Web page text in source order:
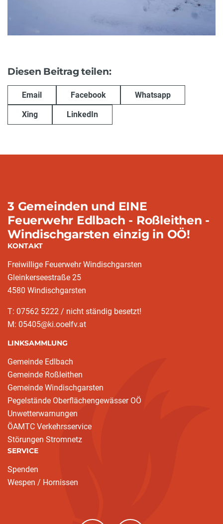
Diesen Beitrag teilen:
Email Facebook Whatsapp
Xing LinkedIn
3 Gemeinden und EINE
Feuerwehr Edlbach - Roßleithen -
Windischgarsten einzig in OÖ!
KONTAKT
Freiwillige Feuerwehr Windischgarsten
Gleinkerseestraße 25
4580 Windischgarsten
T: 07562 5222 / nicht ständig besetzt!
M: 05405@ki.ooelfv.at
LINKSAMMLUNG
Gemeinde Edlbach
Gemeinde Roßleithen
Gemeinde Windischgarsten
Pegelstände Oberflächengewässer OÖ
Unwetterwarnungen
ÖAMTC Verkehrsservice
Störungen Stromnetz
SERVICE
Spenden
Wespen / Hornissen